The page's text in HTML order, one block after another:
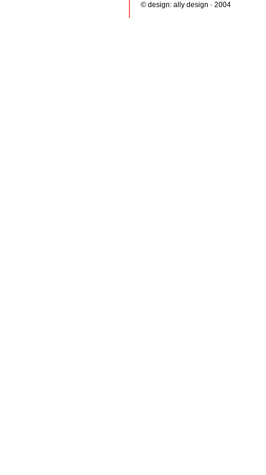
© design: ally design · 2004